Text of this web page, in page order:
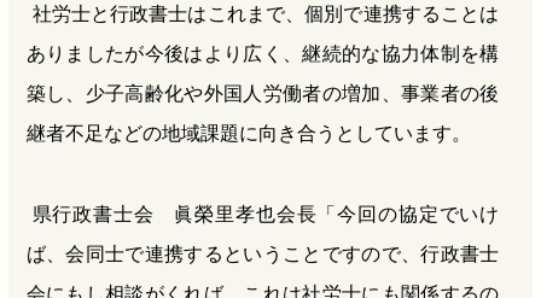
社労士と行政書士はこれまで、個別で連携することは
ありましたが今後はより広く、継続的な協力体制を構
築し、少子高齢化や外国人労働者の増加、事業者の後
継者不足などの地域課題に向き合うとしています。
県行政書士会 眞榮里孝也会長「今回の協定でいけ
ば、会同士で連携するということですので、行政書士